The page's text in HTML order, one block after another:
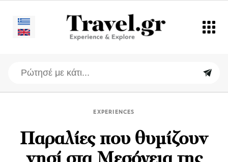
EXPERIENCES
Παραλίες που θυμίζουν